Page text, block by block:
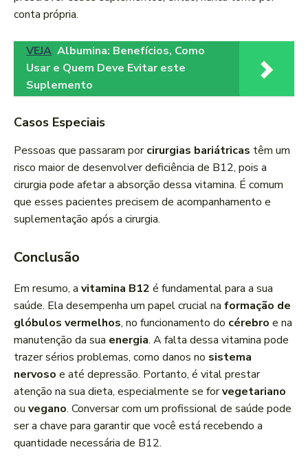
conta própria.
VEJA Albumina: Benefícios, Como
Usar e Quem Deve Evitar este
Suplemento
Casos Especiais
Pessoas que passaram porcirurgias bariátricas têm um
risco maior de desenvolver deficiência de B12, pois a
cirurgia pode afetar a absorção dessa vitamina. É comum
que esses pacientes precisem de acompanhamento e
suplementação após a cirurgia.
Conclusão
Em resumo, a vitamina B12 é fundamental para a sua
saúde. Ela desempenha um papel crucial na formação de
glóbulos vermelhos, no funcionamento do cérebro e na
manutenção da sua energia. A falta dessa vitamina pode
trazer sérios problemas, como danos no sistema
nervoso e até depressão. Portanto, é vital prestar
atenção na sua dieta, especialmente se forvegetariano
ou vegano. Conversar com um profissional de saúde pode
ser a chave para garantir que você está recebendo a
quantidade necessária de B12.